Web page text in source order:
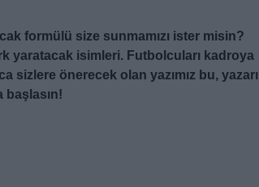
formülü size sunmamızı ister misin?
yaratacak isimleri. Futbolcuları kadroya
önerecek olan yazımız bu, yazarı
başlasın!